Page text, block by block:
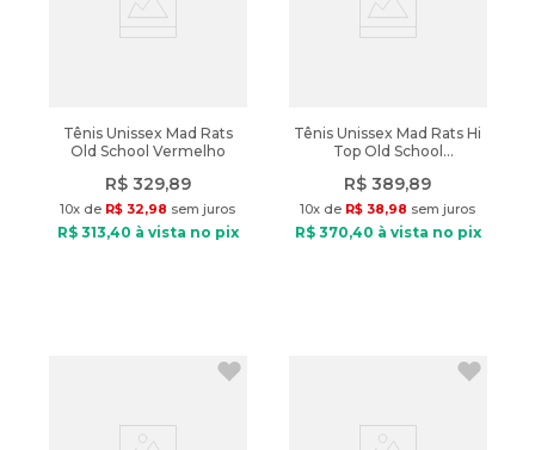
Tênis Unissex Mad Rats
Old School Vermelho
R$ 329,89
10x de R$ 32,98 sem juros
R$ 313,40 à vista no pix
Tênis Unissex Mad Rats Hi
Top Old School
R$ 389,89
10x de R$ 38,98 sem juros
R$ 370,40 à vista no pix